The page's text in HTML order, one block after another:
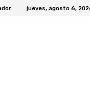
jueves, agosto 6,